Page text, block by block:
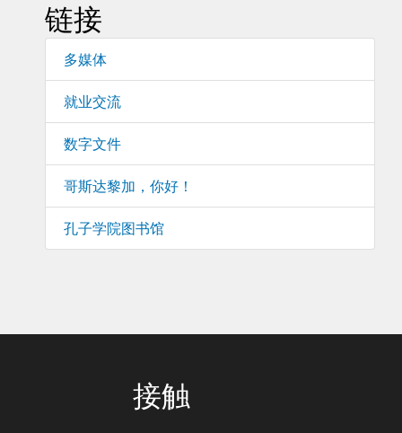
链接
多媒体
就业交流
数字文件
哥斯达黎加，你好！
孔子学院图书馆
接触